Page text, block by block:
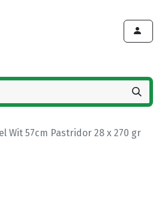
Wit 57cm Pastridor 28 x 270 gr